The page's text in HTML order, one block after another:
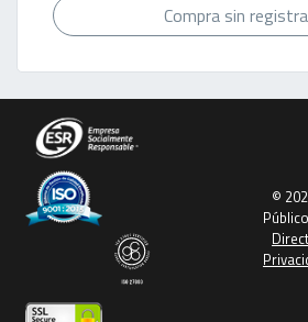
Compra sin
©